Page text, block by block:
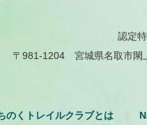
認定
〒981-1204 宮城県名取市閖
のくトレイルクラブとは